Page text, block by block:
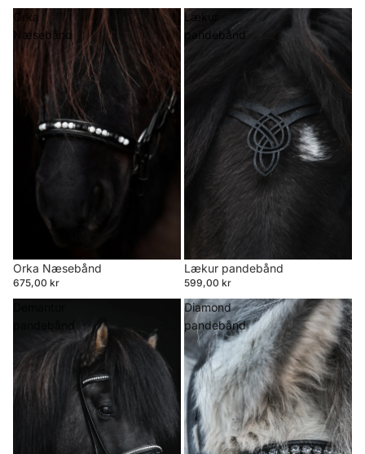
Orka
Næsebånd
Orka Næsebånd
675,00 kr
Lækur
pandebånd
Lækur pandebånd
599,00 kr
Diamond
pandebånd